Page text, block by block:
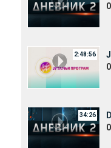
2:48:56
34:26